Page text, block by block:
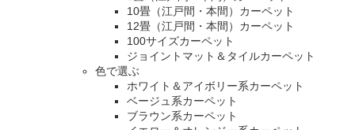
10畳（江戸間・本間）カーペット
12畳（江戸間・本間）カーペット
100サイズカーペット
ジョイントマット＆タイルカーペット
色で選ぶ
ホワイト＆アイボリー系カーペット
ベージュ系カーペット
ブラウン系カーペット